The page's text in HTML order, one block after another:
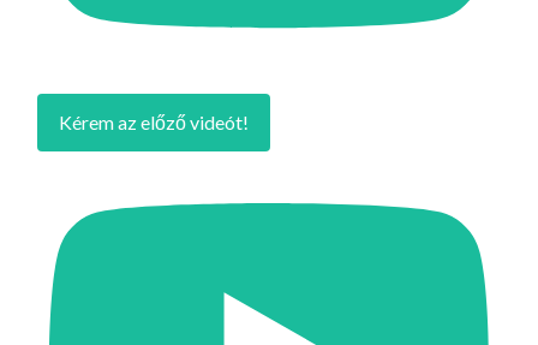
Kérem az előző videót!